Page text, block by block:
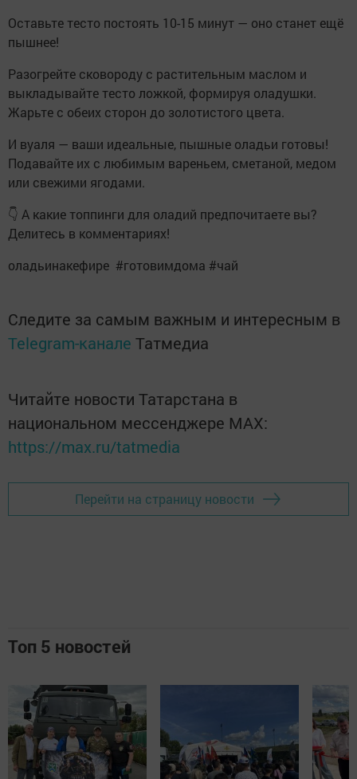
Оставьте тесто постоять 10-15 минут — оно станет ещё
пышнее!
Разогрейте сковороду с растительным маслом и
выкладывайте тесто ложкой, формируя оладушки.
Жарьте с обеих сторон до золотистого цвета.
И вуаля — ваши идеальные, пышные оладьи готовы!
Подавайте их с любимым вареньем, сметаной, медом
или свежими ягодами.
👇 А какие топпинги для оладий предпочитаете вы?
Делитесь в комментариях!
оладьинакефире #готовимдома #чай
Следите за самым важным и интересным в
Telegram-канале Татмедиа
Читайте новости Татарстана в
национальном мессенджере MАХ:
https://max.ru/tatmedia
Перейти на страницу новости
Топ 5 новостей